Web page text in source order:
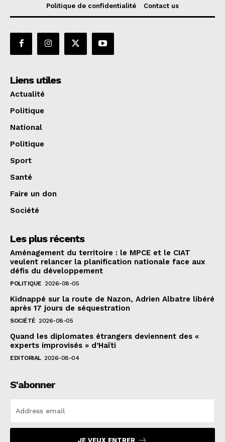
Politique de confidentialité
Contact us
Liens utiles
Actualité
Politique
National
Politique
Sport
Santé
Faire un don
Société
Les plus récents
Aménagement du territoire : le MPCE et le CIAT
veulent relancer la planification nationale face aux
défis du développement
POLITIQUE 2026-08-05
Kidnappé sur la route de Nazon, Adrien Albatre libéré
après 17 jours de séquestration
SOCIÉTÉ 2026-08-05
Quand les diplomates étrangers deviennent des «
experts improvisés » d’Haïti
EDITORIAL 2026-08-04
S'abonner
JE VEUX ENTRER